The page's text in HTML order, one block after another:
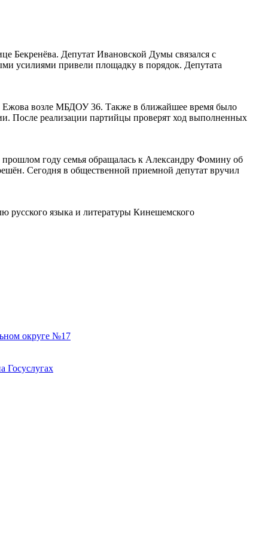
Бекренёва. Депутат Ивановской Думы связался с
усилиями привели площадку в порядок. Депутата
Ежова возле МБДОУ 36. Также в ближайшее время было
После реализации партийцы проверят ход выполненных
году семья обращалась к Александру Фомину об
Сегодня в общественной приемной депутат вручил
русского языка и литературы Кинешемского
округе №17
Госуслугах